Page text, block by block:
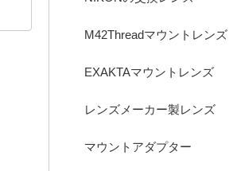
M42Threadマウントレンズ
EXAKTAマウントレンズ
レンズメーカー製レンズ
マウントアダプター